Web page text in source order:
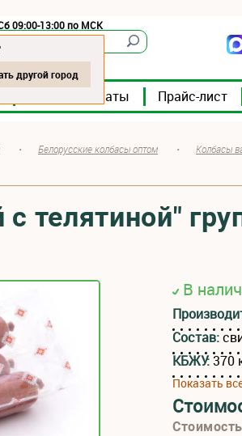
09:00-13:00 по МСК
Мясокомбинаты Прайс-лист
другой город
• Белорусские колбасы оптом • Колбасы
телятиной"
В
Состав:
КБЖУ:370
Показать